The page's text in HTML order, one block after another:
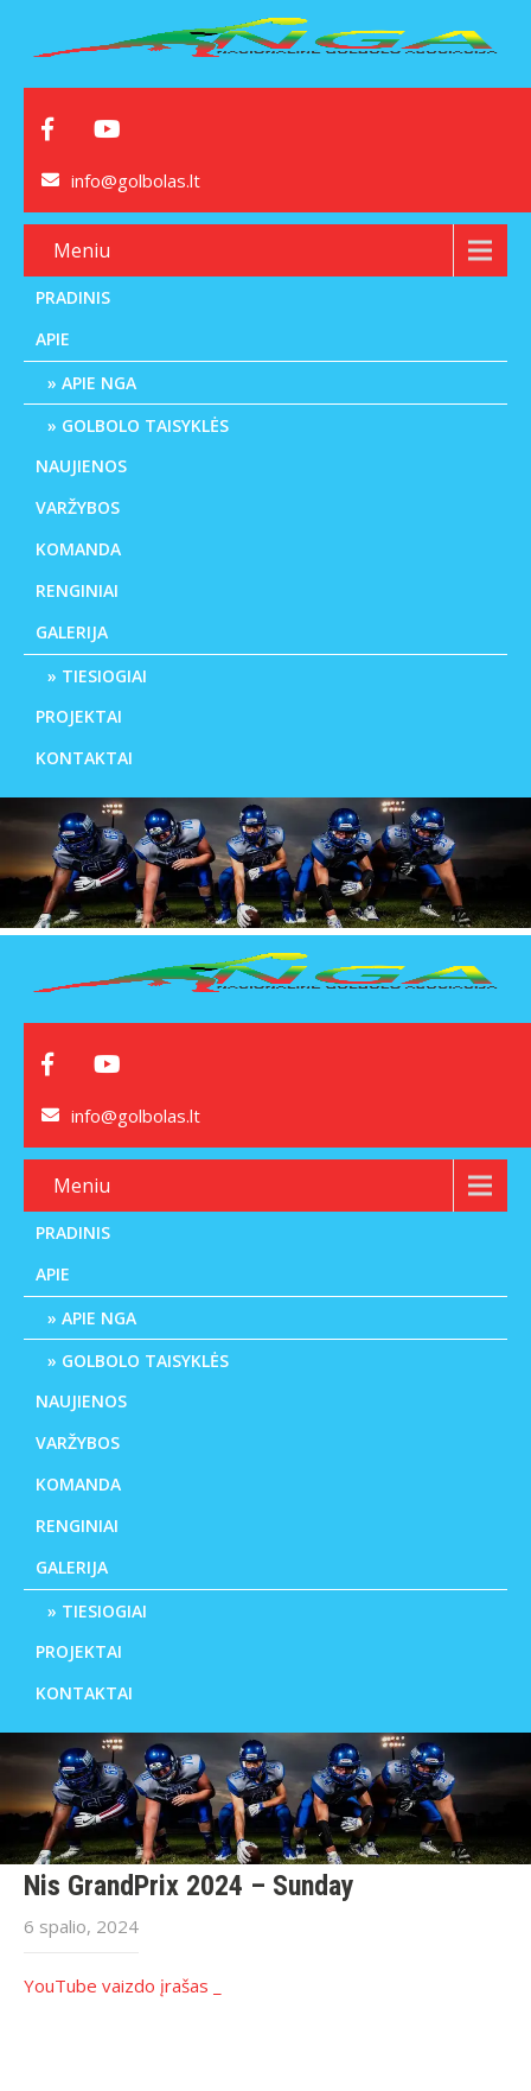
info@golbolas.lt
Meniu
PRADINIS
APIE
APIE NGA
GOLBOLO TAISYKLĖS
NAUJIENOS
VARŽYBOS
KOMANDA
RENGINIAI
GALERIJA
TIESIOGIAI
PROJEKTAI
KONTAKTAI
info@golbolas.lt
Meniu
PRADINIS
APIE
APIE NGA
GOLBOLO TAISYKLĖS
NAUJIENOS
VARŽYBOS
KOMANDA
RENGINIAI
GALERIJA
TIESIOGIAI
PROJEKTAI
KONTAKTAI
Nis GrandPrix 2024 – Sunday
6 spalio, 2024
YouTube vaizdo įrašas _